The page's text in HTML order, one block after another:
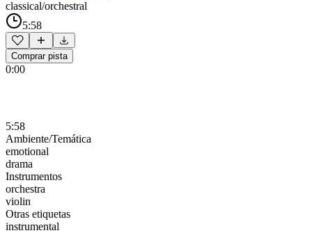
classical/orchestral
5:58
Comprar pista
0:00
5:58
Ambiente/Temática
emotional
drama
Instrumentos
orchestra
violin
Otras etiquetas
instrumental